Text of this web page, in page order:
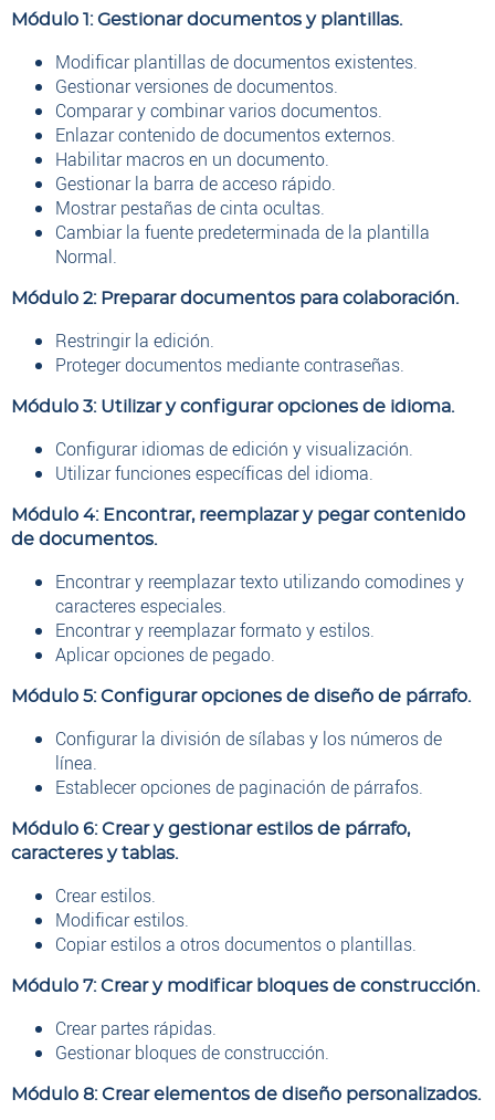
Módulo 1: Gestionar documentos y plantillas.
Modificar plantillas de documentos existentes.
Gestionar versiones de documentos.
Comparar y combinar varios documentos.
Enlazar contenido de documentos externos.
Habilitar macros en un documento.
Gestionar la barra de acceso rápido.
Mostrar pestañas de cinta ocultas.
Cambiar la fuente predeterminada de la plantilla
Normal.
Módulo 2: Preparar documentos para colaboración.
Restringir la edición.
Proteger documentos mediante contraseñas.
Módulo 3: Utilizar y configurar opciones de idioma.
Configurar idiomas de edición y visualización.
Utilizar funciones específicas del idioma.
Módulo 4: Encontrar, reemplazar y pegar contenido
de documentos.
Encontrar y reemplazar texto utilizando comodines y
caracteres especiales.
Encontrar y reemplazar formato y estilos.
Aplicar opciones de pegado.
Módulo 5: Configurar opciones de diseño de párrafo.
Configurar la división de sílabas y los números de
línea.
Establecer opciones de paginación de párrafos.
Módulo 6: Crear y gestionar estilos de párrafo,
caracteres y tablas.
Crear estilos.
Modificar estilos.
Copiar estilos a otros documentos o plantillas.
Módulo 7: Crear y modificar bloques de construcción.
Crear partes rápidas.
Gestionar bloques de construcción.
Módulo 8: Crear elementos de diseño personalizados.